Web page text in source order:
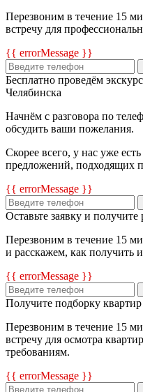
Перезвоним в течение 15
встречу для
{{ errorMessage }}
Бесплатно проведём
Челябинска
Начнём с разговора по
обсудить ваши пожелания.
Скорее всего, у нас уже
предложений, подходящих
{{ errorMessage }}
Оставьте заявку и получите
Перезвоним в течение 15
и расскажем, как получить
{{ errorMessage }}
Получите подборку
Перезвоним в течение 15
встречу для осмотра
требованиям.
{{ errorMessage }}